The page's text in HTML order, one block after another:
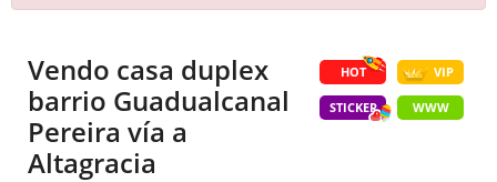
HOT VIP
STICKER WWW
Vendo casa duplex
barrio Guadualcanal
Pereira vía a
Altagracia